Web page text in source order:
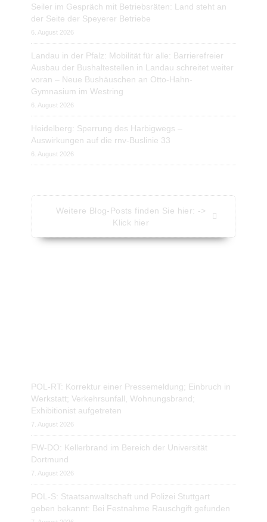
Seiler im Gespräch mit Betriebsräten: Land steht an
der Seite der Speyerer Betriebe
6. August 2026
Landau in der Pfalz: Mobilität für alle: Barrierefreier
Ausbau der Bushaltestellen in Landau schreitet weiter
voran – Neue Bushäuschen an Otto-Hahn-
Gymnasium im Westring
6. August 2026
Heidelberg: Sperrung des Harbigwegs –
Auswirkungen auf die rnv-Buslinie 33
6. August 2026
Weitere Blog-Posts finden Sie hier: ->
Klick hier
POL-RT: Korrektur einer Pressemeldung; Einbruch in
Werkstatt; Verkehrsunfall, Wohnungsbrand;
Exhibitionist aufgetreten
7. August 2026
FW-DO: Kellerbrand im Bereich der Universität
Dortmund
7. August 2026
POL-S: Staatsanwaltschaft und Polizei Stuttgart
geben bekannt: Bei Festnahme Rauschgift gefunden